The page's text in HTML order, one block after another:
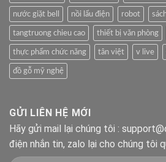
nước giặt bell nồi lẩu điện robot
tangtruong chieu cao thiết bị văn phòng
thực phẩm chức năng tân việt v live
đồ gỗ mỹ nghệ
GỬI LIÊN HỆ MỚI
Hãy gửi mail lại chúng tôi :
điện nhắn tin, zalo lại cho chúng tôi